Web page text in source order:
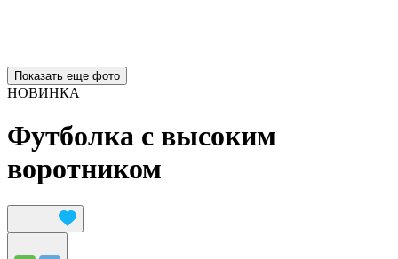
Показать еще фото
НОВИНКА
Футболка с высоким
воротником